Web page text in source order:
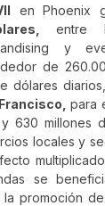
en Phoenix
entre
y
de
dólares
para
630 millones
locales y
se
promoción